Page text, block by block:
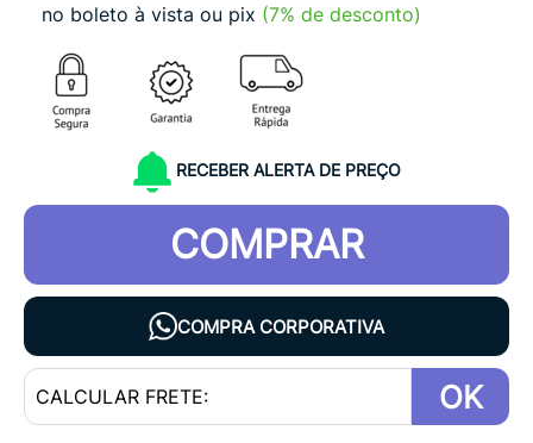
no boleto à vista ou pix (7% de desconto)
RECEBER ALERTA DE PREÇO
COMPRAR
COMPRA CORPORATIVA
OK